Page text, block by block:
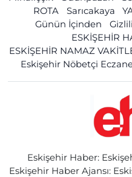
ROTA
Sarıcakaya
Günün İçinden
ESKİŞEHİR
ESKİŞEHİR NAMAZ
Eskişehir Nöbetçi
Eskişehir Haber:
Eskişehir Haber Ajansı: